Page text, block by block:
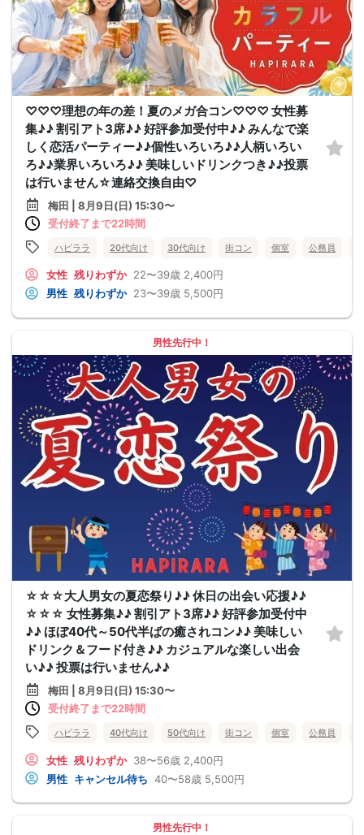
♡♡♡理想の年の差！夏のメガ合コン♡♡♡ 女性募
集♪♪ 割引アト3席♪♪ 好評参加受付中♪♪ みんなで楽
しく恋活パーティー♪♪個性いろいろ♪♪人柄いろい
ろ♪♪業界いろいろ♪♪ 美味しいドリンクつき♪♪投票
は行いません☆連絡交換自由♡
梅田 | 8月9日(日) 15:30〜
受付終了まで22時間
ハピララ 20代向け 30代向け 街コン 個室 公務員
女性 残りわずか 22〜39歳 2,400円
男性 残りわずか 23〜39歳 5,500円
男性先行中！
☆☆☆大人男女の夏恋祭り♪♪ 休日の出会い応援♪♪
☆☆☆ 女性募集♪♪ 割引アト3席♪♪ 好評参加受付中
♪♪ ほぼ40代～50代半ばの癒されコン♪♪ 美味しい
ドリンク＆フード付き♪♪ カジュアルな楽しい出会
い♪♪ 投票は行いません♪♪
梅田 | 8月9日(日) 15:30〜
受付終了まで22時間
ハピララ 40代向け 50代向け 街コン 個室 公務員
女性 残りわずか 38〜56歳 2,400円
男性 キャンセル待ち 40〜58歳 5,500円
男性先行中！